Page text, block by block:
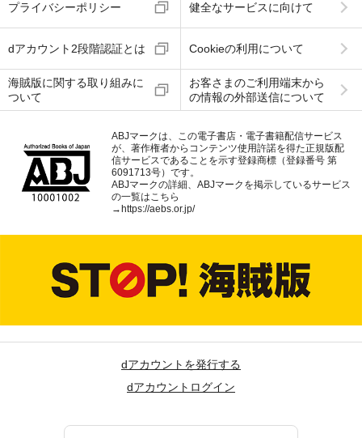
プライバシーポリシー 健全なサービスに向けて
dアカウント2段階認証とは Cookieの利用について
海賊版に関する取り組みに
ついて
お客さまのご利用端末から
の情報の外部送信について
ABJマークは、この電子書店・電子書籍配信サービス
が、著作権者からコンテンツ使用許諾を得た正規版配
信サービスであることを示す登録商標（登録番号 第
6091713号）です。
ABJマークの詳細、ABJマークを掲示しているサービス
の一覧はこちら
→ https://aebs.or.jp/
dアカウントを発行する
dアカウントログイン